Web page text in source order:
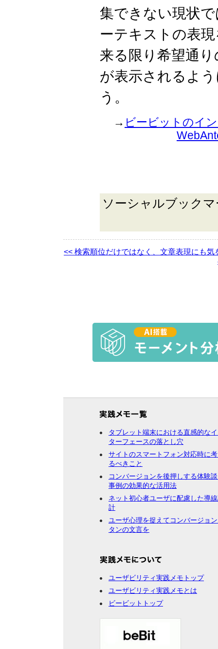
集できない現状
ーテキストの表
来る限り希望通
が表示されるよ
う。
→ ビービットのイ
ソーシャルブック
<< 検索順位だけではなく、文章表現にも気
タブレット端末における直感的な
ターフェースの落とし穴
サイトのスマートフォン対応時に
るべきこと
コンバージョンを後押しする体験
事例の効果的な活用法
ネット初心者ユーザに配慮した導
計
ユーザ心理を捉えてコンバージョ
タンの文言を
ユーザビリティ実践メモトップ
ユーザビリティ実践メモとは
ビービットトップ